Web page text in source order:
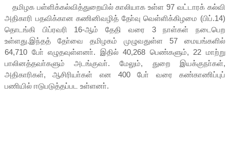
தமிழக பள்ளிக்கல்வித்துறையில் காலியாக உள்ள 97 வட்டாரக் கல்வி
அதிகாரி பதவிக்கான கணினிவழித் தோ்வு வெள்ளிக்கிழமை (பிப்.14)
தொடங்கி பிப்ரவரி 16-ஆம் தேதி வரை 3 நாள்கள் நடைபெற
உள்ளது.இந்தத் தோ்வை தமிழகம் முழுவதுள்ள 57 மையங்களில்
64,710 போ் எழுதவுள்ளனா். இதில் 40,268 பெண்களும், 22 மாற்று
பாலினத்தவா்களும் அடங்குவா். மேலும், துறை இயக்குநா்கள்,
அதிகாரிகள், ஆசிரியா்கள் என 400 போ் வரை கண்காணிப்புப்
பணியில் ஈடுபடுத்தப்பட உள்ளனா்.